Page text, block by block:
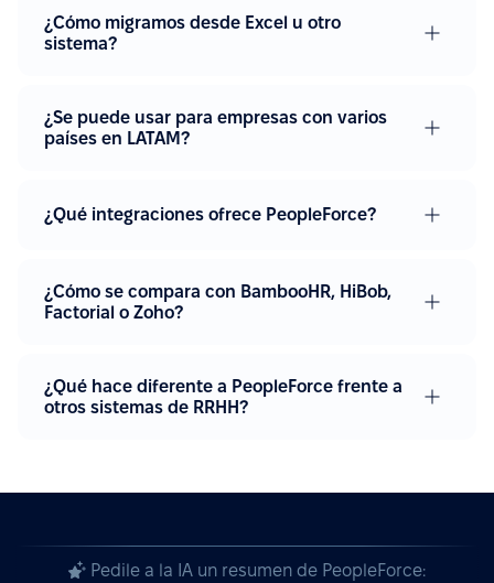
¿Cómo migramos desde Excel u otro
sistema?
¿Se puede usar para empresas con varios
países en LATAM?
¿Qué integraciones ofrece PeopleForce?
¿Cómo se compara con BambooHR, HiBob,
Factorial o Zoho?
¿Qué hace diferente a PeopleForce frente a
otros sistemas de RRHH?
Pedile a la IA un resumen de PeopleForce: